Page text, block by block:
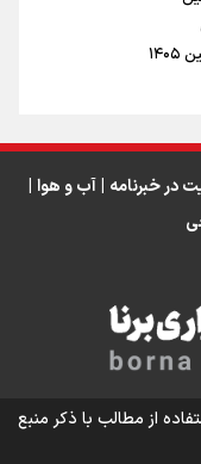
شهرهای زیارتی
چقدر است؟
در خبرنامه | آب و هوا |
از مطالب با ذکر منبع